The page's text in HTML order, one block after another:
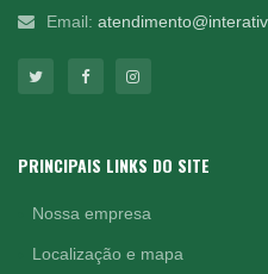
Email:
PRINCIPAIS LINKS DO SITE
Nossa empresa
Localização e mapa